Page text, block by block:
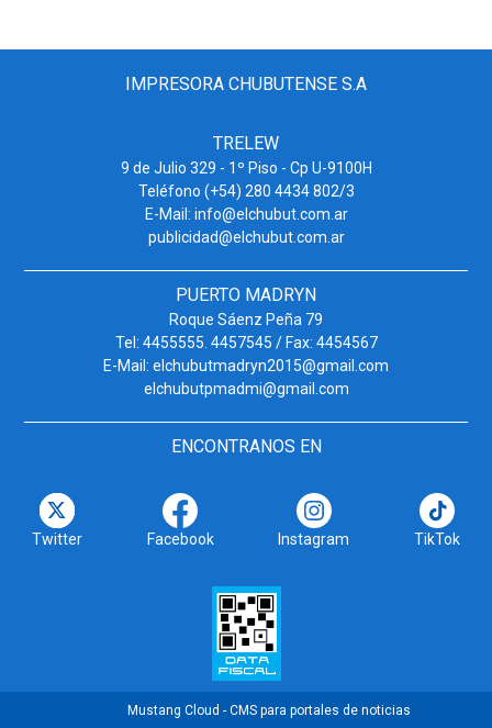
IMPRESORA CHUBUTENSE S.A
TRELEW
9 de Julio 329 - 1º Piso - Cp U-9100H
Teléfono (+54) 280 4434 802/3
E-Mail: info@elchubut.com.ar
publicidad@elchubut.com.ar
PUERTO MADRYN
Roque Sáenz Peña 79
Tel: 4455555. 4457545 / Fax: 4454567
E-Mail: elchubutmadryn2015@gmail.com
elchubutpmadmi@gmail.com
ENCONTRANOS EN
Twitter Facebook Instagram TikTok
Mustang Cloud - CMS para portales de noticias